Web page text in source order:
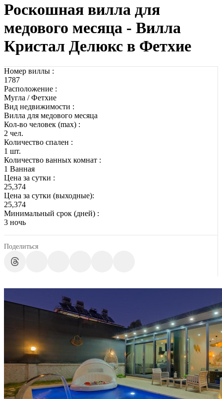
Роскошная вилла для
медового месяца - Вилла
Кристал Делюкс в Фетхие
Номер виллы :
1787
Расположение :
Мугла / Фетхие
Вид недвижимости :
Вилла для медового месяца
Кол-во человек (max) :
2 чел.
Количество спален :
1 шт.
Количество ванных комнат :
1 Ванная
Цена за сутки :
25,374
Цена за сутки (выходные):
25,374
Минимальный срок (дней) :
3 ночь
Поделиться